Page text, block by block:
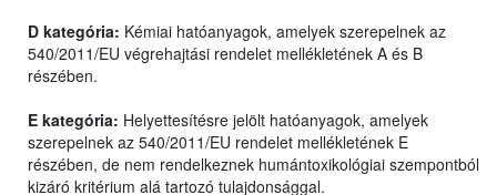
D kategória: Kémiai hatóanyagok, amelyek szerepelnek az
540/2011/EU végrehajtási rendelet mellékletének A és B
részében.
E kategória: Helyettesítésre jelölt hatóanyagok, amelyek
szerepelnek az 540/2011/EU rendelet mellékletének E
részében, de nem rendelkeznek humántoxikológiai szempontból
kizáró kritérium alá tartozó tulajdonsággal.